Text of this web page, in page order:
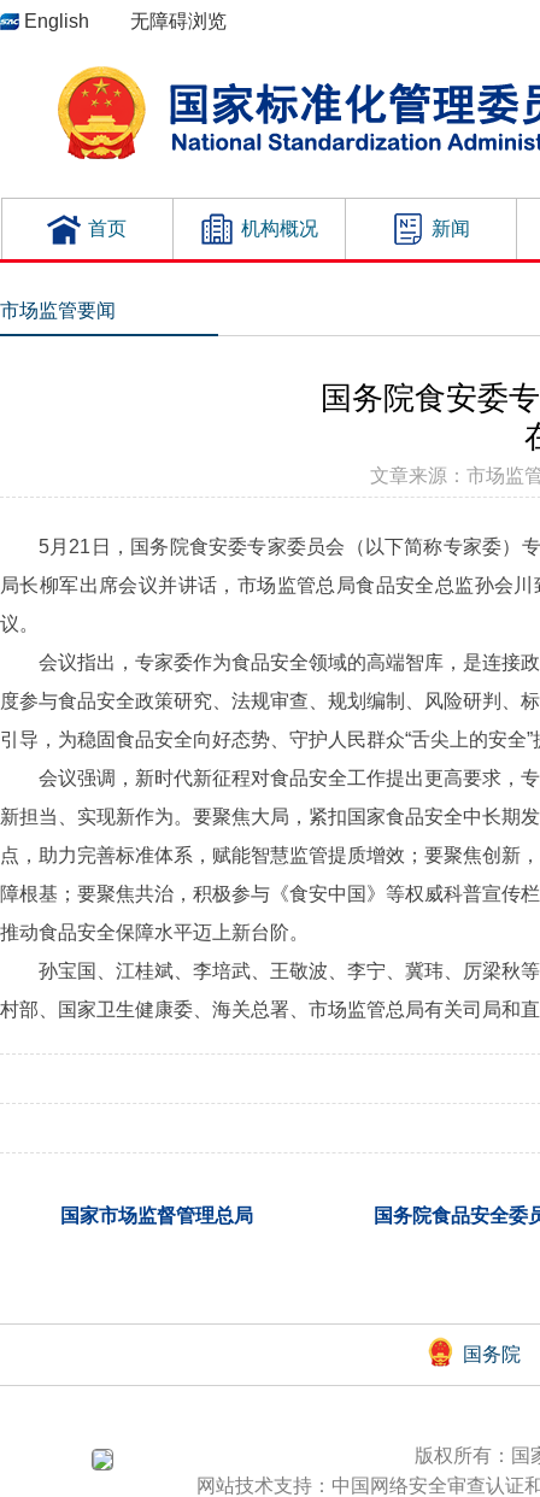
English 无障碍浏览
首页 机构概况 新闻
市场监管要闻
国务院食安委
文章来源：市场监
5月21日，国务院食安委专家委员会（以下简称专家委）
局长柳军出席会议并讲话，市场监管总局食品安全总监孙会
议。
会议指出，专家委作为食品安全领域的高端智库，是连接
度参与食品安全政策研究、法规审查、规划编制、风险研判、
引导，为稳固食品安全向好态势、守护人民群众“舌尖上的安全
会议强调，新时代新征程对食品安全工作提出更高要求，
新担当、实现新作为。要聚焦大局，紧扣国家食品安全中长期
点，助力完善标准体系，赋能智慧监管提质增效；要聚焦创新
障根基；要聚焦共治，积极参与《食安中国》等权威科普宣传
推动食品安全保障水平迈上新台阶。
孙宝国、江桂斌、李培武、王敬波、李宁、冀玮、厉梁秋
村部、国家卫生健康委、海关总署、市场监管总局有关司局和
国家市场监督管理总局 国务院食品安全委
国务院
版权所有：
网站技术支持： 中国网络安全审查认证